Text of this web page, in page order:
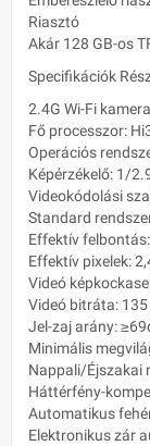
Riasztó
Akár 128 GB-os
Specifikációk
2.4G Wi-Fi kamera
Fő processzor:
Operációs
Képérzékelő: 1/
Videokódolási
Standard
Effektív
Effektív pixelek:
Videó
Videó bitráta:
Jel-zaj arány:
Minimális
Nappali/Éjszakai
Háttérfény-
Automatikus
Elektronikus zár